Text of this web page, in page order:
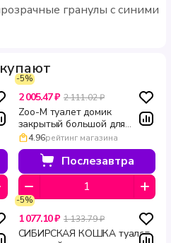
гранулы с синими
-5%
2 005.47 ₽ 2 111.02 ₽
Zoo-M туалет домик
закрытый большой для
кошек из полипропилена
бирюзово серый ZOOM 57 ×
43 × 38 см
4.96рейтинг магазина
Послезавтра
-5%
1 077.10 ₽ 1 133.79 ₽
СИБИРСКАЯ КОШКА туалет